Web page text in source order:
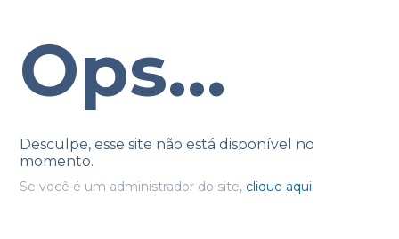
Ops...
Desculpe, esse site não está disponível no
momento.
Se você é um administrador do site, clique aqui.